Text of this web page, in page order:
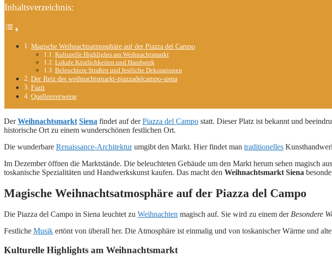
Inhaltsverzeichnis:
Magische Weihnachtsatmosphäre auf der Piazza del Campo
Kulturelle Highlights am Weihnachtsmarkt
Lokale Köstlichkeiten und Handwerk
Beleuchtete Straßen und festliche Dekorationen
Der Reiz des weihnachtsmarkt-piazzadelcampo-siena
Fazit
Quellenverweise
DerWeihnachtsmarkt Siena findet auf derPiazza del Campo statt. Dieser Platz ist bekannt und
historische Ort zu einem wunderschönen festlichen Ort.
Die wunderbare Renaissance-Architekturumgibt den Markt. Hier findet man traditionelles
Im Dezember öffnen die Marktstände. Die beleuchteten Gebäude um den Markt herum sehen magisch
toskanische Spezialitäten und Handwerkskunst kaufen. Das macht den Weihnachtsmarkt Siena
Magische Weihnachtsatmosphäre auf der Piazza del Campo
Die Piazza del Campo in Siena leuchtet zu Weihnachten magisch auf. Sie wird zu einem der Besondere
Festliche Musik ertönt von überall her. Die Atmosphäre ist einmalig und von toskanischer Wärme und
Kulturelle Highlights am Weihnachtsmarkt